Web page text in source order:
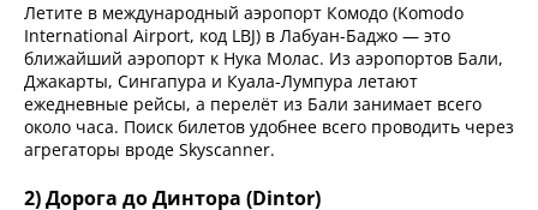
Летите в международный аэропорт Комодо (Komodo
International Airport, код LBJ) в Лабуан-Баджо — это
ближайший аэропорт к Нука Молас. Из аэропортов Бали,
Джакарты, Сингапура и Куала-Лумпура летают
ежедневные рейсы, а перелёт из Бали занимает всего
около часа. Поиск билетов удобнее всего проводить через
агрегаторы вроде Skyscanner.
2) Дорога до Динтора (Dintor)